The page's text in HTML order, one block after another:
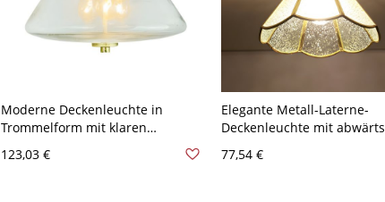
Moderne Deckenleuchte in
Trommelform mit klaren
Glasschirmen - Bronze 110V-120V
123,03 €
Elegante Metall-Laterne-
Deckenleuchte mit abwärts
Messing 110V-120V
77,54 €